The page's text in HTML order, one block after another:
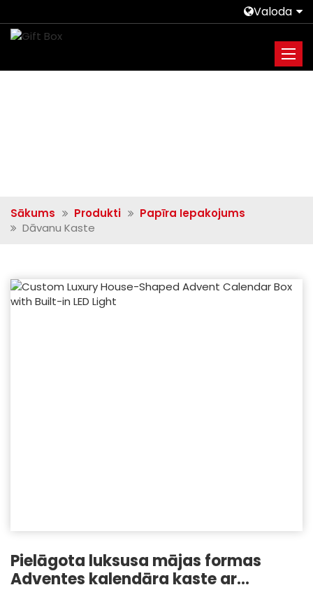
Valoda
Sākums Produkti
Papīra Iepakojums
Dāvanu Kaste
Pielāgota luksusa mājas formas
Adventes kalendāra kaste ar